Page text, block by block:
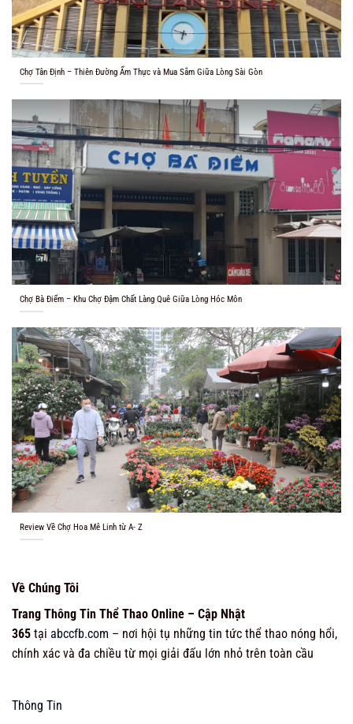
Về Chúng Tôi
Trang Thông Tin Thể Thao Online – Cập Nhật
365tại abccfb.com – nơi hội tụ những tin tức thể thao nóng hổi,
chính xác và đa chiều từ mọi giải đấu lớn nhỏ trên toàn cầu
Thông Tin
Chợ Tân Định – Thiên Đường Ẩm Thực và Mua Sắm Giữa Lòng Sài Gòn
Chợ Bà Điểm – Khu Chợ Đậm Chất Làng Quê Giữa Lòng Hóc Môn
Review Về Chợ Hoa Mê Linh từ A- Z